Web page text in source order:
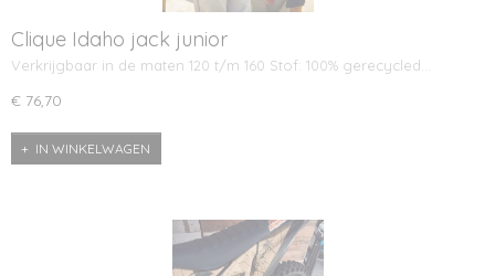
Clique Idaho jack junior
Verkrijgbaar in de maten 120 t/m 160 Stof: 100% gerecycled…
€ 76,70
IN WINKELWAGEN